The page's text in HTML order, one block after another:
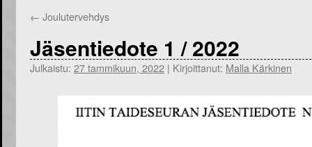
← Joulutervehdys
Jäsentiedote 1 / 2022
Julkaistu: 27 tammikuun, 2022 | Kirjoittanut: Malla Kärkinen